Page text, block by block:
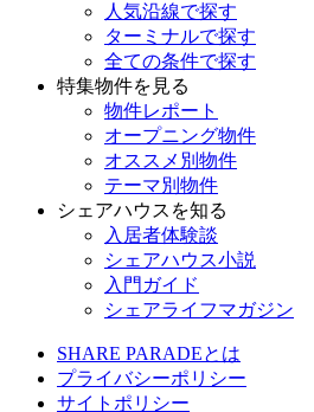
人気沿線で探す
ターミナルで探す
全ての条件で探す
特集物件を見る
物件レポート
オープニング物件
オススメ別物件
テーマ別物件
シェアハウスを知る
入居者体験談
シェアハウス小説
入門ガイド
シェアライフマガジン
SHARE PARADEとは
プライバシーポリシー
サイトポリシー